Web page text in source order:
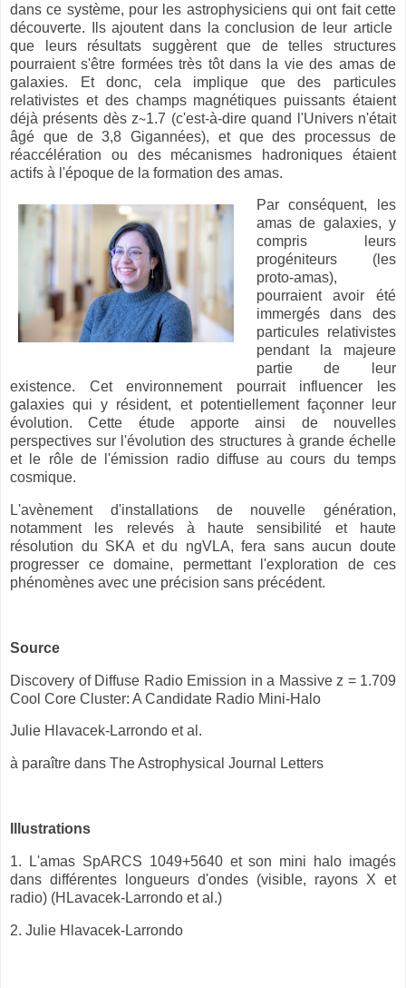
dans ce système, pour les astrophysiciens qui ont fait cette
découverte. Ils ajoutent dans la conclusion de leur article
que leurs résultats suggèrent que de telles structures
pourraient s'être formées très tôt dans la vie des amas de
galaxies. Et donc, cela implique que des particules
relativistes et des champs magnétiques puissants étaient
déjà présents dès z∼1.7 (c'est-à-dire quand l'Univers n'était
âgé que de 3,8 Gigannées), et que des processus de
réaccélération ou des mécanismes hadroniques étaient
actifs à l'époque de la formation des amas.
Par conséquent, les
amas de galaxies, y
compris leurs
progéniteurs (les
proto-amas),
pourraient avoir été
immergés dans des
particules relativistes
pendant la majeure
partie de leur
existence. Cet environnement pourrait influencer les
galaxies qui y résident, et potentiellement façonner leur
évolution. Cette étude apporte ainsi de nouvelles
perspectives sur l'évolution des structures à grande échelle
et le rôle de l'émission radio diffuse au cours du temps
cosmique.
L'avènement d'installations de nouvelle génération,
notamment les relevés à haute sensibilité et haute
résolution du SKA et du ngVLA, fera sans aucun doute
progresser ce domaine, permettant l'exploration de ces
phénomènes avec une précision sans précédent.
Source
Discovery of Diffuse Radio Emission in a Massive z = 1.709
Cool Core Cluster: A Candidate Radio Mini-Halo
Julie Hlavacek-Larrondo et al.
à paraître dans The Astrophysical Journal Letters
Illustrations
1. L'amas SpARCS 1049+5640 et son mini halo imagés
dans différentes longueurs d'ondes (visible, rayons X et
radio) (HLavacek-Larrondo et al.)
2. Julie Hlavacek-Larrondo